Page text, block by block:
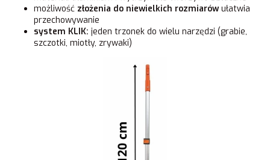
możliwość złożenia do niewielkich rozmiarów ułatwia
przechowywanie
system KLIK: jeden trzonek do wielu narzędzi (grabie,
szczotki, miotły, zrywaki)